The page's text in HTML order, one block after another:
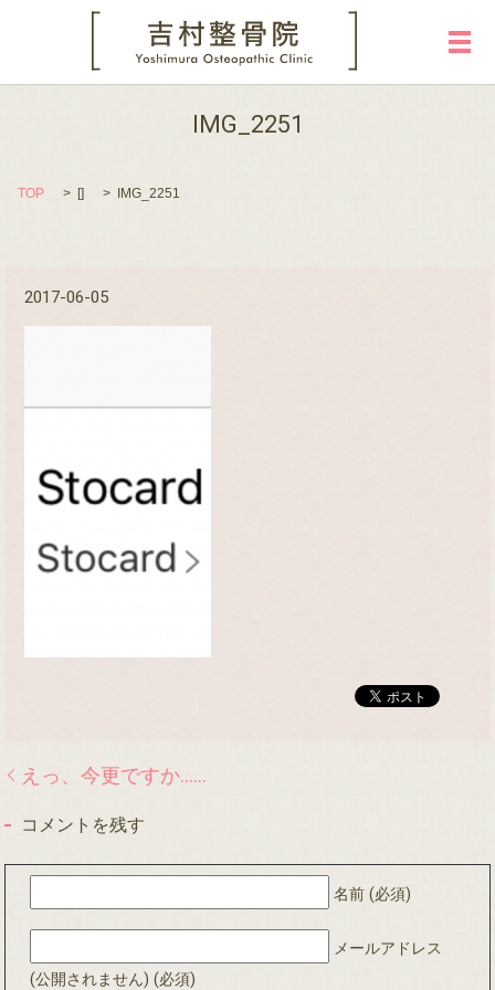
メ
IMG_2251
TOP [] IMG_2251
2017-06-05
えっ、今更ですか……
コメントを残す
名前 (必須)
メールアドレス
(公開されません) (必須)